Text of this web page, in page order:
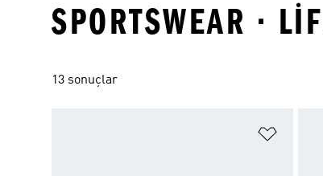
SPORTSWEAR ·
13 sonuçlar